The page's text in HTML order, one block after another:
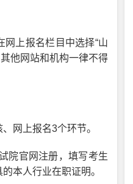
上报名栏目中选择“山
他网站和机构一律不得
网上报名3个环节。
院官网注册，填写考生
本人行业在职证明。